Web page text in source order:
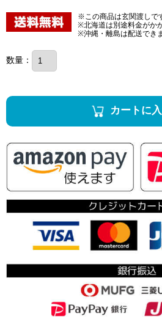
※この商品は玄関渡しで
※北海道は別途料金がか
※沖縄・離島は配送でき
数量：
カートに